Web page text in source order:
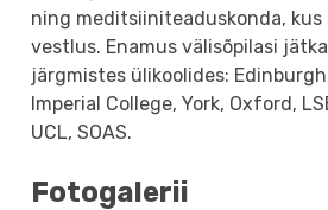
ning meditsiiniteaduskonda,
vestlus. Enamus välisõpilasi
järgmistes ülikoolides:
Imperial College, York, Oxford,
UCL, SOAS.
Fotogalerii